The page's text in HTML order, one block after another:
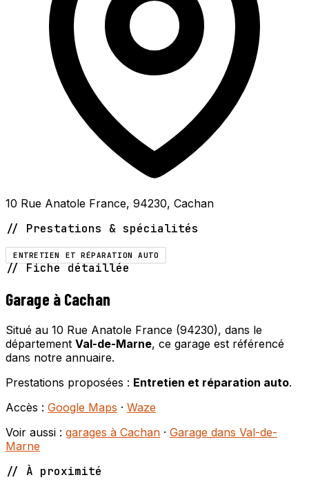
10 Rue Anatole France, 94230, Cachan
// Prestations & spécialités
ENTRETIEN ET RÉPARATION AUTO
// Fiche détaillée
Garage à Cachan
Situé au 10 Rue Anatole France (94230), dans le
département Val-de-Marne, ce garage est référencé
dans notre annuaire.
Prestations proposées : Entretien et réparation auto.
Accès : Google Maps · Waze
Voir aussi : garages à Cachan · Garage dans Val-de-
Marne
// À proximité